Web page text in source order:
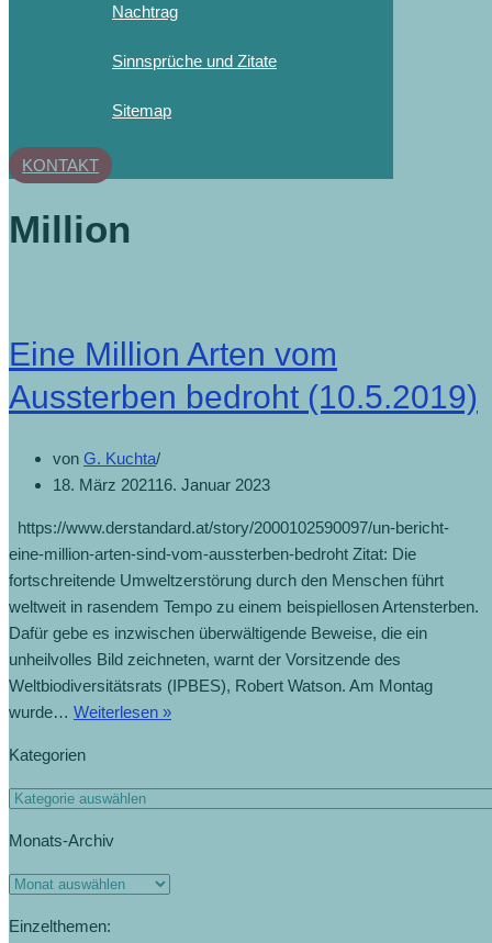
Nachtrag
Sinnsprüche und Zitate
Sitemap
KONTAKT
Million
Eine Million Arten vom
Aussterben bedroht (10.5.2019)
von G. Kuchta
18. März 202116. Januar 2023
https://www.derstandard.at/story/2000102590097/un-bericht-
eine-million-arten-sind-vom-aussterben-bedroht Zitat: Die
fortschreitende Umweltzerstörung durch den Menschen führt
weltweit in rasendem Tempo zu einem beispiellosen Artensterben.
Dafür gebe es inzwischen überwältigende Beweise, die ein
unheilvolles Bild zeichneten, warnt der Vorsitzende des
Weltbiodiversitätsrats (IPBES), Robert Watson. Am Montag
wurde… Weiterlesen »
Kategorien
Monats-Archiv
Einzelthemen: